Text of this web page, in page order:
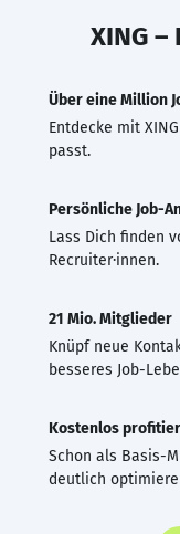
XING
Über eine Million
Entdecke mit
passt.
Persönliche Job-
Lass Dich finden
Recruiter·innen.
21 Mio. Mitglieder
Knüpf neue
besseres Job-
Kostenlos
Schon als Basis-
deutlich